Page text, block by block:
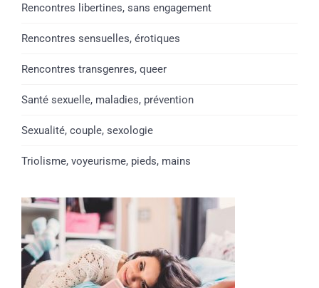
Rencontres libertines, sans engagement
Rencontres sensuelles, érotiques
Rencontres transgenres, queer
Santé sexuelle, maladies, prévention
Sexualité, couple, sexologie
Triolisme, voyeurisme, pieds, mains